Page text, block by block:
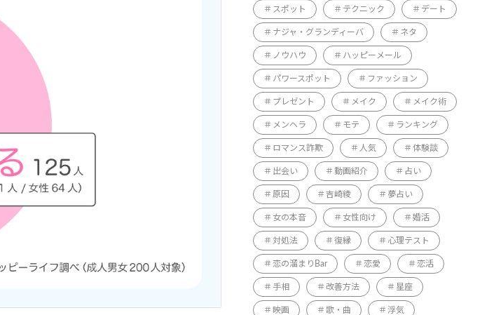
スポット テクニック デート
ナジャ・グランディーバ ネタ
ノウハウ ハッピーメール
パワースポット ファッション
プレゼント メイク メイク術
メンヘラ モテ ランキング
ロマンス詐欺 人気 体験談
出会い 動画紹介 占い
原因 吉崎綾 夢占い
女の本音 女性向け 婚活
対処法 復縁 心理テスト
恋の溜まりBar 恋愛 恋活
手相 改善方法 星座
映画 歌・曲 浮気